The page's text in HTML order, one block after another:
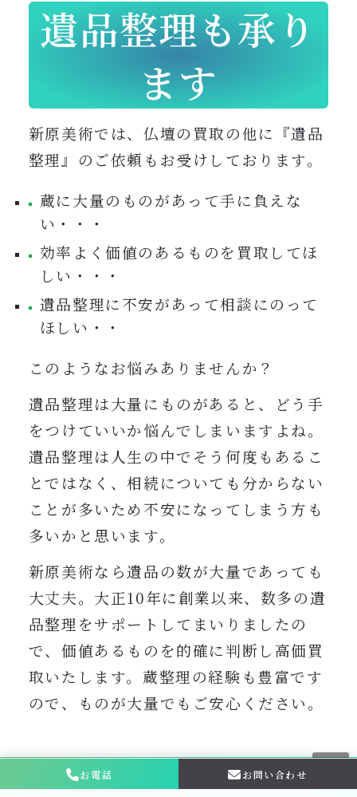
遺品整理も承り
ます
新原美術では、仏壇の買取の他に『遺品
整理』のご依頼もお受けしております。
蔵に大量のものがあって手に負えな
い・・・
効率よく価値のあるものを買取してほ
しい・・・
遺品整理に不安があって相談にのって
ほしい・・
このようなお悩みありませんか？
遺品整理は大量にものがあると、どう手
をつけていいか悩んでしまいますよね。
遺品整理は人生の中でそう何度もあるこ
とではなく、相続についても分からない
ことが多いため不安になってしまう方も
多いかと思います。
新原美術なら遺品の数が大量であっても
大丈夫。大正10年に創業以来、数多の遺
品整理をサポートしてまいりましたの
で、価値あるものを的確に判断し高価買
取いたします。蔵整理の経験も豊富です
ので、ものが大量でもご安心ください。
一例として、このようなお品物は 新原美
お問い合わせ・ 相談はこちら
お電話 お問い合わせ